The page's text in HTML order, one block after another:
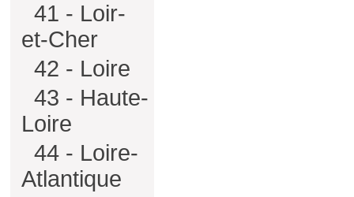
41 - Loir-
et-Cher
42 - Loire
43 - Haute-
Loire
44 - Loire-
Atlantique